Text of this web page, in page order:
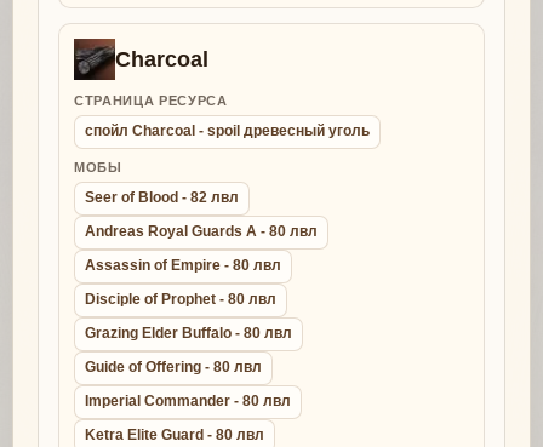
Charcoal
СТРАНИЦА РЕСУРСА
спойл Charcoal - spoil древесный уголь
МОБЫ
Seer of Blood - 82 лвл
Andreas Royal Guards A - 80 лвл
Assassin of Empire - 80 лвл
Disciple of Prophet - 80 лвл
Grazing Elder Buffalo - 80 лвл
Guide of Offering - 80 лвл
Imperial Commander - 80 лвл
Ketra Elite Guard - 80 лвл